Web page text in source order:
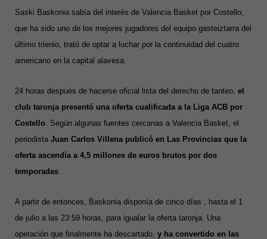
Saski Baskonia sabía del interés de Valencia Basket por Costello,
que ha sido uno de los mejores jugadores del equipo gasteiztarra del
último trienio, trató de optar a luchar por la continuidad del cuatro
americano en la capital alavesa.
24 horas después de hacerse oficial lista del derecho de tanteo, el
club taronja presentó una oferta cualificada a la Liga ACB por
Costello . Según algunas fuentes cercanas a Valencia Basket, el
periodista Juan Carlos Villena publicó en Las Provincias que la
oferta ascendía a 4,5 millones de euros brutos por dos
temporadas
A partir de entonces, Baskonia disponía de cinco días , hasta el 1
de julio a las 23:59 horas, para igualar la oferta taronja. Una
operación que finalmente ha descartado, y ha convertido en las